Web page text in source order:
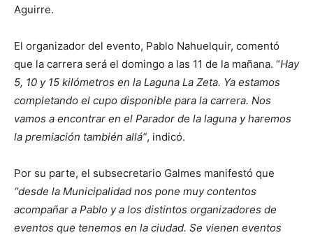
Aguirre.
El organizador del evento, Pablo Nahuelquir, comentó
que la carrera será el domingo a las 11 de la mañana. “Hay
5, 10 y 15 kilómetros en la Laguna La Zeta. Ya estamos
completando el cupo disponible para la carrera. Nos
vamos a encontrar en el Parador de la laguna y haremos
la premiación también allá”, indicó.
Por su parte, el subsecretario Galmes manifestó que
“desde la Municipalidad nos pone muy contentos
acompañar a Pablo y a los distintos organizadores de
eventos que tenemos en la ciudad. Se vienen eventos